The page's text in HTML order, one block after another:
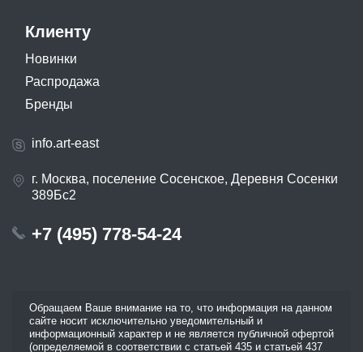
Клиенту
Новинки
Распродажа
Бренды
info.art-east
г. Москва, поселение Сосенское, Деревня Сосенки
389Бс2
+7 (495) 778-54-24
Обращаем Ваше внимание на то, что информация на данном
сайте носит исключительно уведомительный и
информационный характер и не является публичной офертой
(определяемой в соответствии с статьей 435 и статьей 437